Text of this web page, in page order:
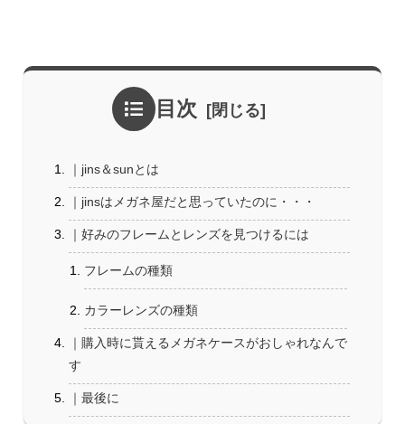
目次
｜jins＆sunとは
｜jinsはメガネ屋だと思っていたのに・・・
｜好みのフレームとレンズを見つけるには
フレームの種類
カラーレンズの種類
｜購入時に貰えるメガネケースがおしゃれなんで
す
｜最後に